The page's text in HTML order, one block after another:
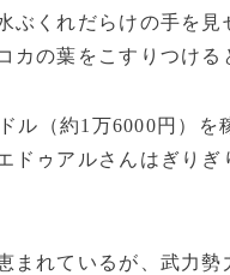
ぶくれだらけの手を
カの葉をこすりつける
ル（約1万6000円）を
ドゥアルさんはぎり
れているが、武力